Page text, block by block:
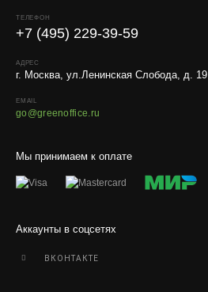
Мы принимаем к оплате
Аккаунты в соцсетях
ВКОНТАКТЕ
ТЕЛЕФОН
+7 (495) 229-39-59
АДРЕС
г. Москва, ул.Ленинская Слобода, д. 19
EMAIL
go@greenoffice.ru